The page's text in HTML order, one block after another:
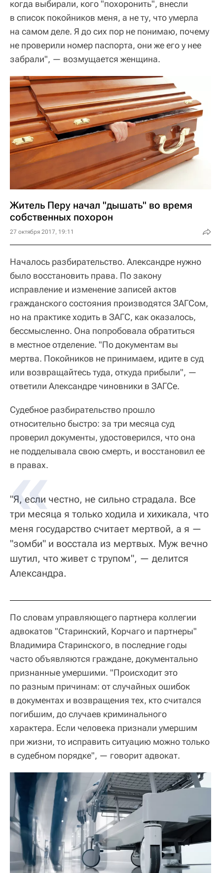
когда выбирали, кого "похоронить", внесли
в список покойников меня, а не ту, что умерла
на самом деле. Я до сих пор не понимаю, почему
не проверили номер паспорта, они же его у нее
забрали", — возмущается женщина.
Житель Перу начал "дышать" во время
собственных похорон
27 октября 2017, 19:11
Началось разбирательство. Александре нужно
было восстановить права. По закону
исправление и изменение записей актов
гражданского состояния производятся ЗАГСом,
но на практике ходить в ЗАГС, как оказалось,
бессмысленно. Она попробовала обратиться
в местное отделение. "По документам вы
мертва. Покойников не принимаем, идите в суд
или возвращайтесь туда, откуда прибыли", —
ответили Александре чиновники в ЗАГСе.
Судебное разбирательство прошло
относительно быстро: за три месяца суд
проверил документы, удостоверился, что она
не подделывала свою смерть, и восстановил ее
в правах.
"Я, если честно, не сильно страдала. Все
три месяца я только ходила и хихикала, что
меня государство считает мертвой, а я —
"зомби" и восстала из мертвых. Муж вечно
шутил, что живет с трупом", — делится
Александра.
По словам управляющего партнера коллегии
адвокатов "Старинский, Корчаго и партнеры"
Владимира Старинского, в последние годы
часто объявляются граждане, документально
признанные умершими. "Происходит это
по разным причинам: от случайных ошибок
в документах и возвращения тех, кто считался
погибшим, до случаев криминального
характера. Если человека признали умершим
при жизни, то исправить ситуацию можно только
в судебном порядке", — говорит адвокат.